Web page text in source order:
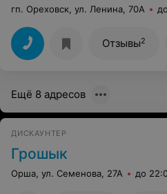
гп. Ореховск, ул. Ленина, 70А
Отзывы2
Ещё 8 адресов
ДИСКАУНТЕР
Грошык
Орша, ул. Семенова, 27А до